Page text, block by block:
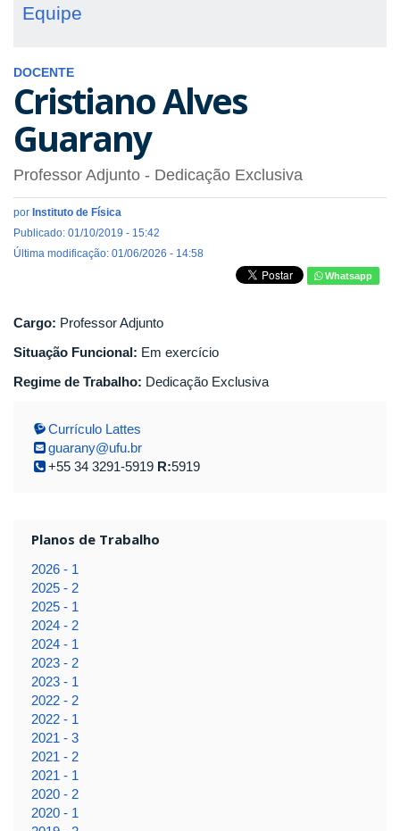
Equipe
DOCENTE
Cristiano Alves
Guarany
Professor Adjunto - Dedicação Exclusiva
por Instituto de Física
Publicado: 01/10/2019 - 15:42
Última modificação: 01/06/2026 - 14:58
Whatsapp
Cargo: Professor Adjunto
Situação Funcional: Em exercício
Regime de Trabalho: Dedicação Exclusiva
Currículo Lattes
guarany@ufu.br
+55 34 3291-5919 R:5919
Planos de Trabalho
2026 - 1
2025 - 2
2025 - 1
2024 - 2
2024 - 1
2023 - 2
2023 - 1
2022 - 2
2022 - 1
2021 - 3
2021 - 2
2021 - 1
2020 - 2
2020 - 1